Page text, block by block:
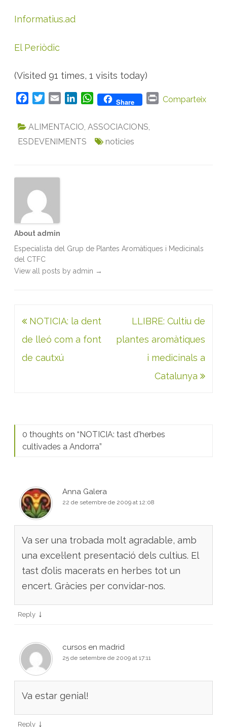
Informatius.ad
El Periòdic
(Visited 91 times, 1 visits today)
c
b
t
a
l
n
e
W
a
s
Share
PComparteix
ALIMENTACIO, ASSOCIACIONS,
ESDEVENIMENTS
noticies
About admin
Especialista del Grup de Plantes Aromàtiques i Medicinals
del CTFC
View all posts by admin →
Navegació
d'entrades
NOTICIA: la dent
de lleó com a font
de cautxú
LLIBRE: Cultiu de
plantes aromàtiques
i medicinals a
Catalunya
0 thoughts on “NOTICIA: tast d'herbes
cultivades a Andorra”
Anna Galera
22 de setembre de 2009 at 12:08
Va ser una trobada molt agradable, amb
una excel·lent presentació dels cultius. El
tast d’olis macerats en herbes tot un
encert. Gràcies per convidar-nos.
Reply ↓
cursos en madrid
25 de setembre de 2009 at 17:11
Va estar genial!
Reply ↓